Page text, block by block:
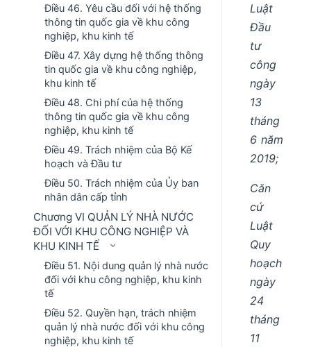
Điều 46. Yêu cầu đối với hệ thống
thông tin quốc gia về khu công
nghiệp, khu kinh tế
Điều 47. Xây dựng hệ thống thông
tin quốc gia về khu công nghiệp,
khu kinh tế
Điều 48. Chi phí của hệ thống
thông tin quốc gia về khu công
nghiệp, khu kinh tế
Điều 49. Trách nhiệm của Bộ Kế
hoạch và Đầu tư
Điều 50. Trách nhiệm của Ủy ban
nhân dân cấp tỉnh
Chương VI QUẢN LÝ NHÀ NƯỚC
ĐỐI VỚI KHU CÔNG NGHIỆP VÀ
KHU KINH TẾ
Điều 51. Nội dung quản lý nhà nước
đối với khu công nghiệp, khu kinh
tế
Điều 52. Quyền hạn, trách nhiệm
quản lý nhà nước đối với khu công
nghiệp, khu kinh tế
Luật
Đầu
tư
công
ngày
13
tháng
6 năm
2019;
Căn
cứ
Luật
Quy
hoạch
ngày
24
tháng
11